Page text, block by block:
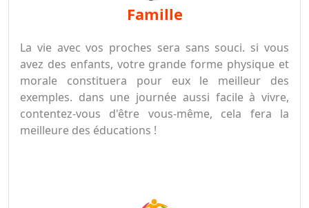
famille
La vie avec vos proches sera sans souci. si vous
avez des enfants, votre grande forme physique et
morale constituera pour eux le meilleur des
exemples. dans une journée aussi facile à vivre,
contentez-vous d'être vous-même, cela fera la
meilleure des éducations !